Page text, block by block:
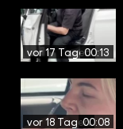
vor 17 Tagen00:13
vor 18 Tagen00:08